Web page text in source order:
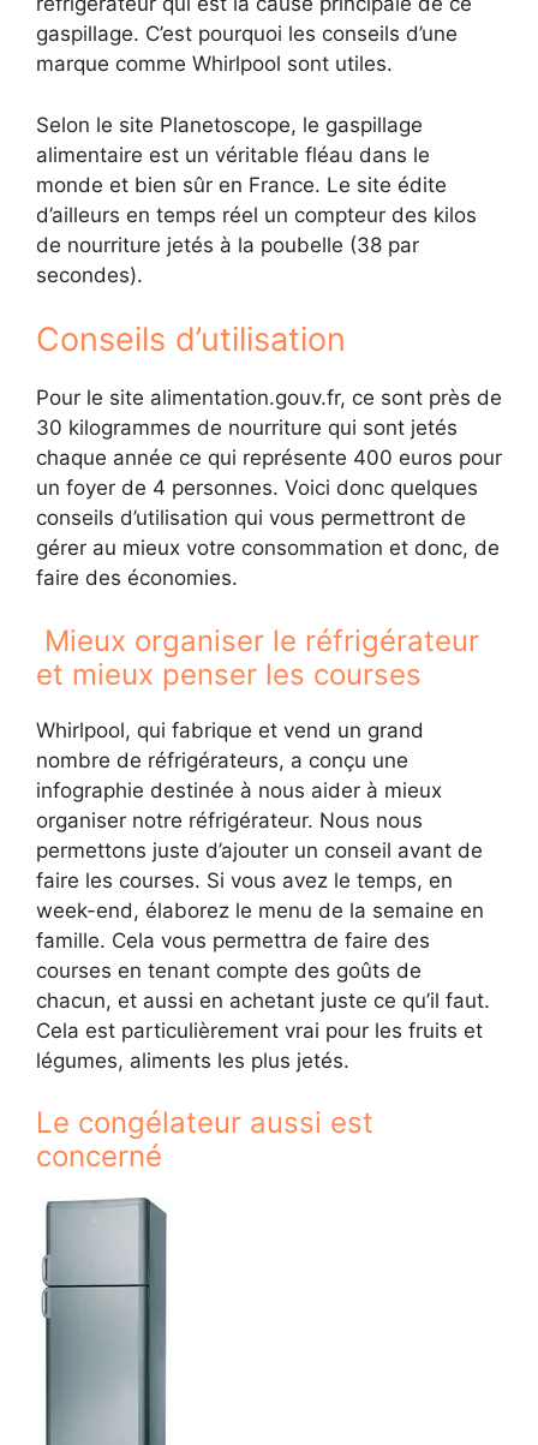
gaspillage. C’est pourquoi les conseils d’une
marque comme Whirlpool sont utiles.
Selon le site Planetoscope, le gaspillage
alimentaire est un véritable fléau dans le
monde et bien sûr en France. Le site édite
d’ailleurs en temps réel un compteur des kilos
de nourriture jetés à la poubelle (38 par
secondes).
Conseils d’utilisation
Pour le site alimentation.gouv.fr, ce sont près de
30 kilogrammes de nourriture qui sont jetés
chaque année ce qui représente 400 euros pour
un foyer de 4 personnes. Voici donc quelques
conseils d’utilisation qui vous permettront de
gérer au mieux votre consommation et donc, de
faire des économies.
Mieux organiser le réfrigérateur
et mieux penser les courses
Whirlpool, qui fabrique et vend un grand
nombre de réfrigérateurs, a conçu une
infographie destinée à nous aider à mieux
organiser notre réfrigérateur. Nous nous
permettons juste d’ajouter un conseil avant de
faire les courses. Si vous avez le temps, en
week-end, élaborez le menu de la semaine en
famille. Cela vous permettra de faire des
courses en tenant compte des goûts de
chacun, et aussi en achetant juste ce qu’il faut.
Cela est particulièrement vrai pour les fruits et
légumes, aliments les plus jetés.
Le congélateur aussi est
concerné